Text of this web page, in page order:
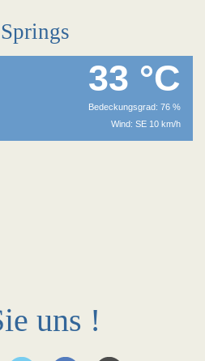
33 °C
Bedeckungsgrad: 76 %
Wind: SE 10 km/h
uns !